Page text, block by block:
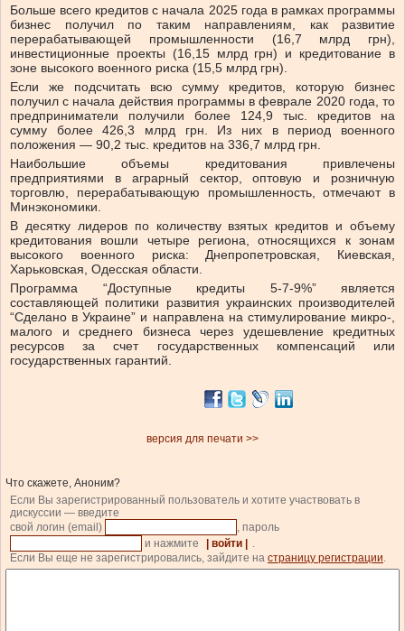
Больше всего кредитов с начала 2025 года в рамках программы
бизнес получил по таким направлениям, как развитие
перерабатывающей промышленности (16,7 млрд грн),
инвестиционные проекты (16,15 млрд грн) и кредитование в
зоне высокого военного риска (15,5 млрд грн).
Если же подсчитать всю сумму кредитов, которую бизнес
получил с начала действия программы в феврале 2020 года, то
предприниматели получили более 124,9 тыс. кредитов на
сумму более 426,3 млрд грн. Из них в период военного
положения — 90,2 тыс. кредитов на 336,7 млрд грн.
Наибольшие объемы кредитования привлечены
предприятиями в аграрный сектор, оптовую и розничную
торговлю, перерабатывающую промышленность, отмечают в
Минэкономики.
В десятку лидеров по количеству взятых кредитов и объему
кредитования вошли четыре региона, относящихся к зонам
высокого военного риска: Днепропетровская, Киевская,
Харьковская, Одесская области.
Программа “Доступные кредиты 5-7-9%” является
составляющей политики развития украинских производителей
“Сделано в Украине” и направлена на стимулирование микро-,
малого и среднего бизнеса через удешевление кредитных
ресурсов за счет государственных компенсаций или
государственных гарантий.
версия для печати >>
Что скажете, Аноним?
Если Вы зарегистрированный пользователь и хотите участвовать в
дискуссии — введите
свой логин (email)
, пароль
и нажмите
| войти |
.
Если Вы еще не зарегистрировались, зайдите на страницу регистрации.